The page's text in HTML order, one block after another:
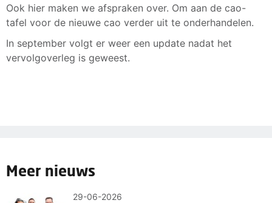
Ook hier maken we afspraken over. Om aan de cao-
tafel voor de nieuwe cao verder uit te onderhandelen.
In september volgt er weer een update nadat het
vervolgoverleg is geweest.
Meer nieuws
29-06-2026